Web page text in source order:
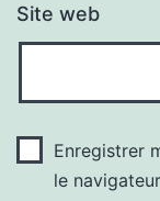
Site web
Enregistrer
le